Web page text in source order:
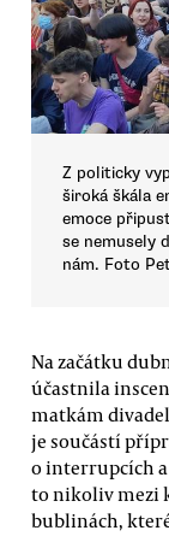
Z politicky
široká škála
emoce
se nemusely
nám. Foto
Na začátku
účastnila
matkám
je součástí
o interrupcích
to nikoliv mezi
bublinách,